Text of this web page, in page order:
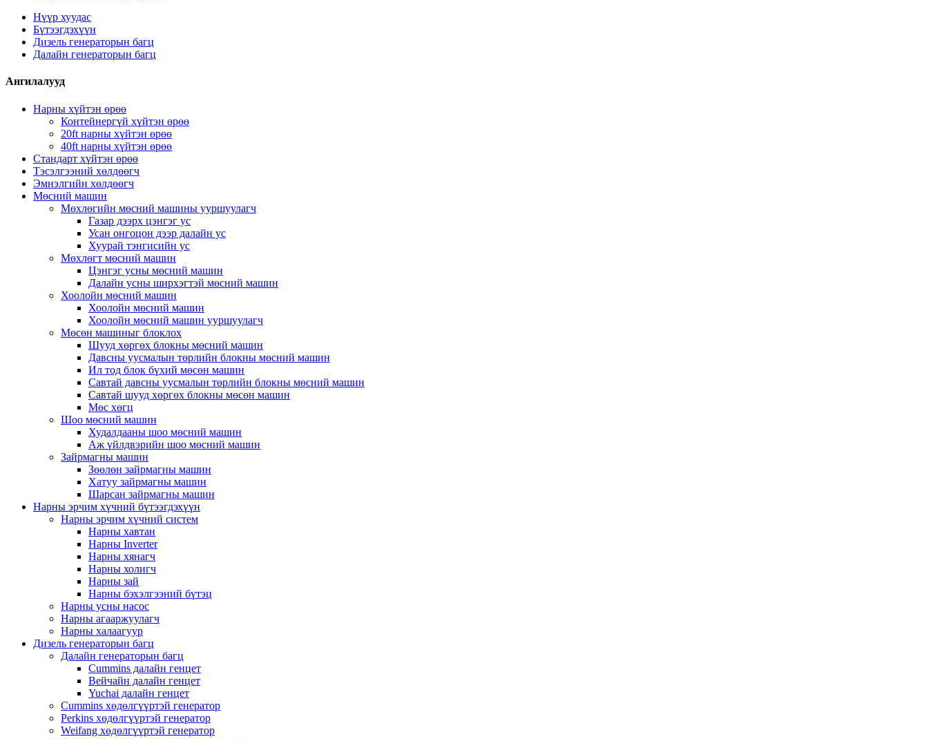
Нүүр хуудас
Бүтээгдэхүүн
Дизель генераторын багц
Далайн генераторын багц
Ангилалууд
Нарны хүйтэн өрөө
Контейнергүй хүйтэн өрөө
20ft нарны хүйтэн өрөө
40ft нарны хүйтэн өрөө
Стандарт хүйтэн өрөө
Тэсэлгээний хөлдөөгч
Эмнэлгийн хөлдөөгч
Мөсний машин
Мөхлөгийн мөсний машины ууршуулагч
Газар дээрх цэнгэг ус
Усан онгоцон дээр далайн ус
Хуурай тэнгисийн ус
Мөхлөгт мөсний машин
Цэнгэг усны мөсний машин
Далайн усны ширхэгтэй мөсний машин
Хоолойн мөсний машин
Хоолойн мөсний машин
Хоолойн мөсний машин ууршуулагч
Мөсөн машиныг блоклох
Шууд хөргөх блокны мөсний машин
Давсны уусмалын төрлийн блокны мөсний машин
Ил тод блок бүхий мөсөн машин
Савтай давсны уусмалын төрлийн блокны мөсний машин
Савтай шууд хөргөх блокны мөсөн машин
Мөс хөгц
Шоо мөсний машин
Худалдааны шоо мөсний машин
Аж үйлдвэрийн шоо мөсний машин
Зайрмагны машин
Зөөлөн зайрмагны машин
Хатуу зайрмагны машин
Шарсан зайрмагны машин
Нарны эрчим хүчний бүтээгдэхүүн
Нарны эрчим хүчний систем
Нарны хавтан
Нарны Inverter
Нарны хянагч
Нарны холигч
Нарны зай
Нарны бэхэлгээний бүтэц
Нарны усны насос
Нарны агааржуулагч
Нарны халаагуур
Дизель генераторын багц
Далайн генераторын багц
Cummins далайн генцет
Вейчайн далайн генцет
Yuchai далайн генцет
Cummins хөдөлгүүртэй генератор
Perkins хөдөлгүүртэй генератор
Weifang хөдөлгүүртэй генератор